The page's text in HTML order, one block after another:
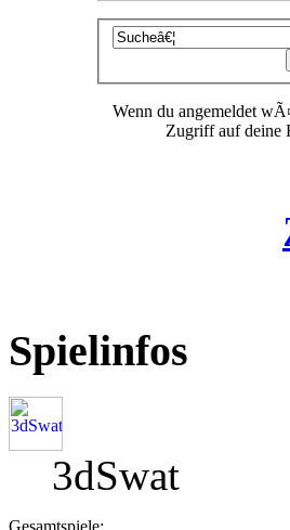
Wenn du angemeldet
Zugriff auf deine
Spielinfos
3dSwat
Gesamtspiele: